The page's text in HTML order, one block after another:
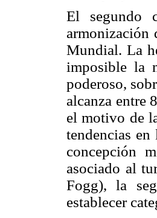
El segundo
armonización
Mundial. La
imposible la
poderoso,
alcanza entre
el motivo de
tendencias
concepción
asociado al
Fogg), la
establecer